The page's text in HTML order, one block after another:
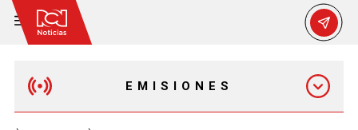
EMISIONES